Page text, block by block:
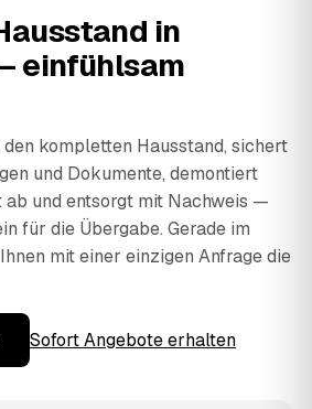
in
einfühlsam
kompletten Hausstand, sichert
und Dokumente, demontiert
und entsorgt mit Nachweis —
für die Übergabe. Gerade im
mit einer einzigen Anfrage die
Sofort Angebote erhalten